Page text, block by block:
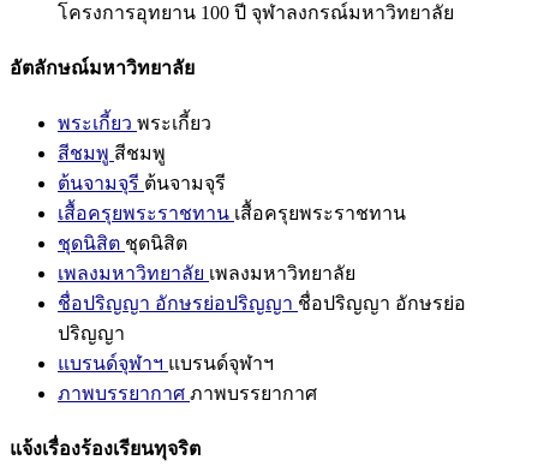
โครงการอุทยาน 100 ปี จุฬาลงกรณ์มหาวิทยาลัย
อัตลักษณ์มหาวิทยาลัย
พระเกี้ยว พระเกี้ยว
สีชมพู สีชมพู
ต้นจามจุรี ต้นจามจุรี
เสื้อครุยพระราชทาน เสื้อครุยพระราชทาน
ชุดนิสิต ชุดนิสิต
เพลงมหาวิทยาลัย เพลงมหาวิทยาลัย
ชื่อปริญญา อักษรย่อปริญญา ชื่อปริญญา อักษรย่อ
ปริญญา
แบรนด์จุฬาฯ แบรนด์จุฬาฯ
ภาพบรรยากาศ ภาพบรรยากาศ
แจ้งเรื่องร้องเรียนทุจริต